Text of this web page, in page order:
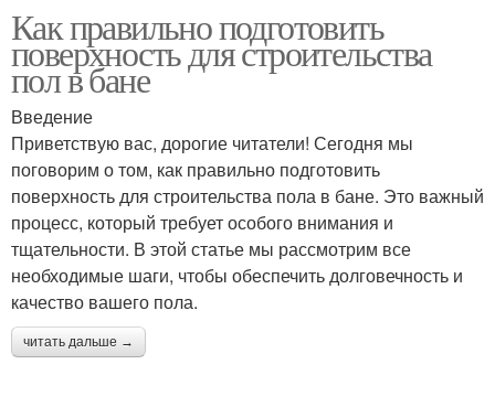
Как правильно подготовить
поверхность для строительства
пол в бане
Введение
Приветствую вас, дорогие читатели! Сегодня мы
поговорим о том, как правильно подготовить
поверхность для строительства пола в бане. Это важный
процесс, который требует особого внимания и
тщательности. В этой статье мы рассмотрим все
необходимые шаги, чтобы обеспечить долговечность и
качество вашего пола.
читать дальше →